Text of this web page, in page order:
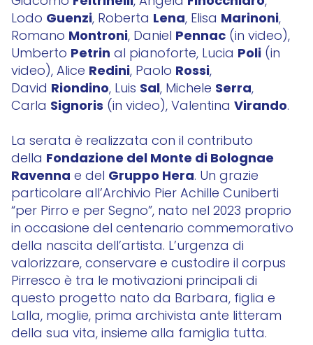
Lodo Guenzi, Roberta Lena, Elisa Marinoni,
Romano Montroni, Daniel Pennac (in video),
Umberto Petrin al pianoforte, Lucia Poli (in
video), Alice Redini, Paolo Rossi,
David Riondino, Luis Sal, Michele Serra,
Carla Signoris (in video), Valentina Virando.
La serata è realizzata con il contributo
della Fondazione del Monte di Bolognae
Ravenna e del Gruppo Hera. Un grazie
particolare all’Archivio Pier Achille Cuniberti
“per Pirro e per Segno”, nato nel 2023 proprio
in occasione del centenario commemorativo
della nascita dell’artista. L’urgenza di
valorizzare, conservare e custodire il corpus
Pirresco è tra le motivazioni principali di
questo progetto nato da Barbara, figlia e
Lalla, moglie, prima archivista ante litteram
della sua vita, insieme alla famiglia tutta.